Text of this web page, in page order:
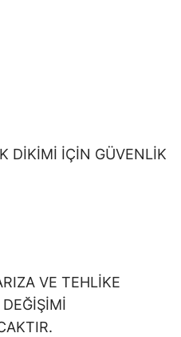
DİKİMİ İÇİN GÜVENLİK
VE TEHLİKE